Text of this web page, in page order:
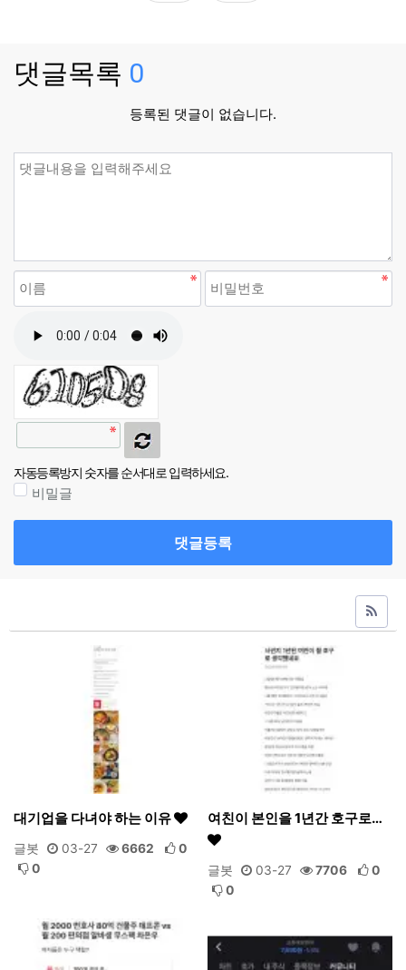
댓글목록 0
등록된 댓글이 없습니다.
자동등록방지 숫자를 순서대로 입력하세요.
비밀글
댓글등록
대기업을 다녀야 하는 이유
글봇 03-27 6662
0
0
여친이 본인을 1년간 호구로…
글봇 03-27 7706
0
0